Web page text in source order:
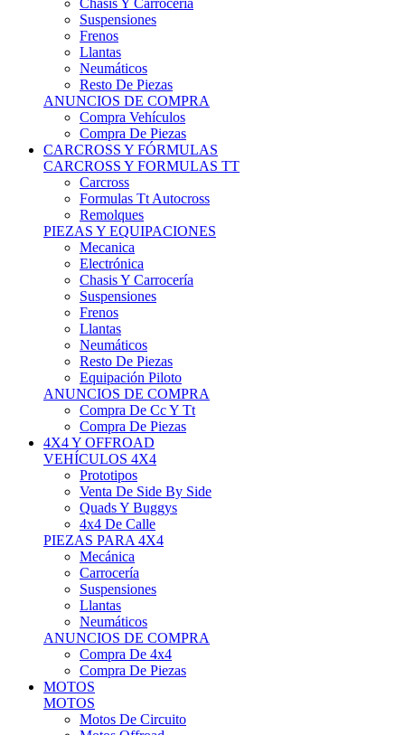
Chasis Y Carrocería
Suspensiones
Frenos
Llantas
Neumáticos
Resto De Piezas
ANUNCIOS DE COMPRA
Compra Vehículos
Compra De Piezas
CARCROSS Y FÓRMULAS
CARCROSS Y FORMULAS TT
Carcross
Formulas Tt Autocross
Remolques
PIEZAS Y EQUIPACIONES
Mecanica
Electrónica
Chasis Y Carrocería
Suspensiones
Frenos
Llantas
Neumáticos
Resto De Piezas
Equipación Piloto
ANUNCIOS DE COMPRA
Compra De Cc Y Tt
Compra De Piezas
4X4 Y OFFROAD
VEHÍCULOS 4X4
Prototipos
Venta De Side By Side
Quads Y Buggys
4x4 De Calle
PIEZAS PARA 4X4
Mecánica
Carrocería
Suspensiones
Llantas
Neumáticos
ANUNCIOS DE COMPRA
Compra De 4x4
Compra De Piezas
MOTOS
MOTOS
Motos De Circuito